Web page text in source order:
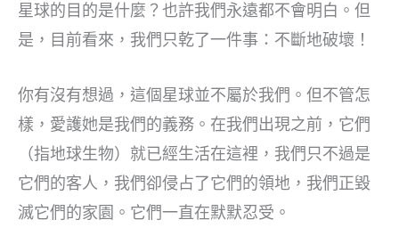
星球的目的是什麼？也許我們永遠都不會明白。但
是，目前看來，我們只乾了一件事：不斷地破壞！
你有沒有想過，這個星球並不屬於我們。但不管怎
樣，愛護她是我們的義務。在我們出現之前，它們
（指地球生物）就已經生活在這裡，我們只不過是
它們的客人，我們卻侵占了它們的領地，我們正毀
滅它們的家園。它們一直在默默忍受。